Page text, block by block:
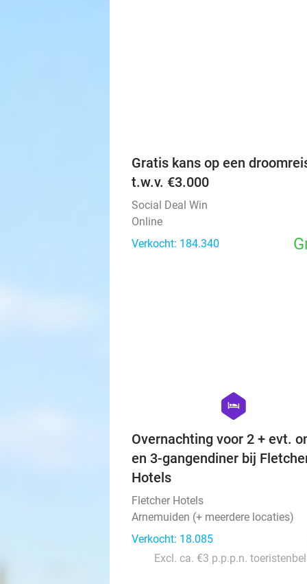
Gratis kans op een
t.w.v. €3.000
Social Deal Win
Online
Verkocht: 184.340
hexagon
hotel
Overnachting voor 2 + evt.
en 3-gangendiner bij
Hotels
Fletcher Hotels
Arnemuiden (+ meerdere locaties)
Verkocht: 18.085
Excl. ca. €3 p.p.p.n.